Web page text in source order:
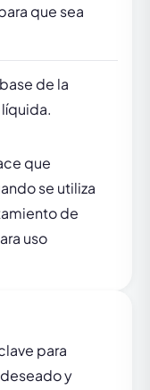
que sea
de la
que
se utiliza
de
uso
para
y